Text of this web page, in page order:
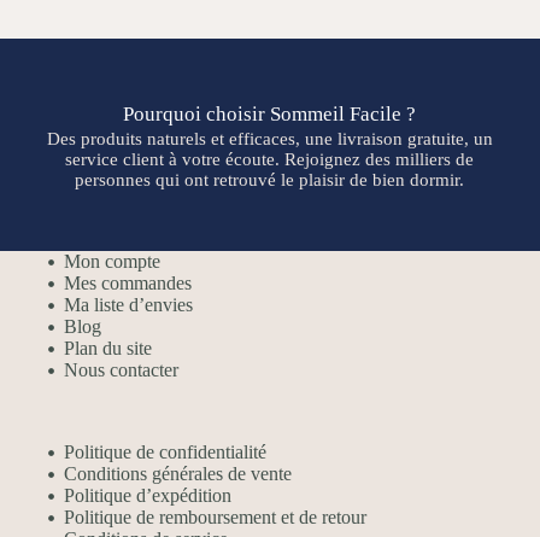
Pourquoi choisir Sommeil Facile ?
Des produits naturels et efficaces, une livraison gratuite, un
service client à votre écoute. Rejoignez des milliers de
personnes qui ont retrouvé le plaisir de bien dormir.
Mon compte
Mes commandes
Ma liste d’envies
Blog
Plan du site
Nous contacter
Politique de confidentialité
Conditions générales de vente
Politique d’expédition
Politique de remboursement et de retour